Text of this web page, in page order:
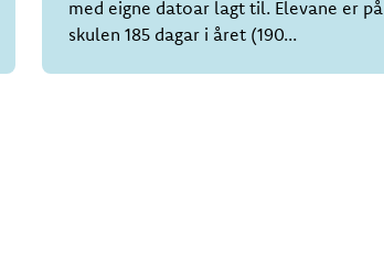
med eigne datoar lagt til. Elevane er på
skulen 185 dagar i året (190...